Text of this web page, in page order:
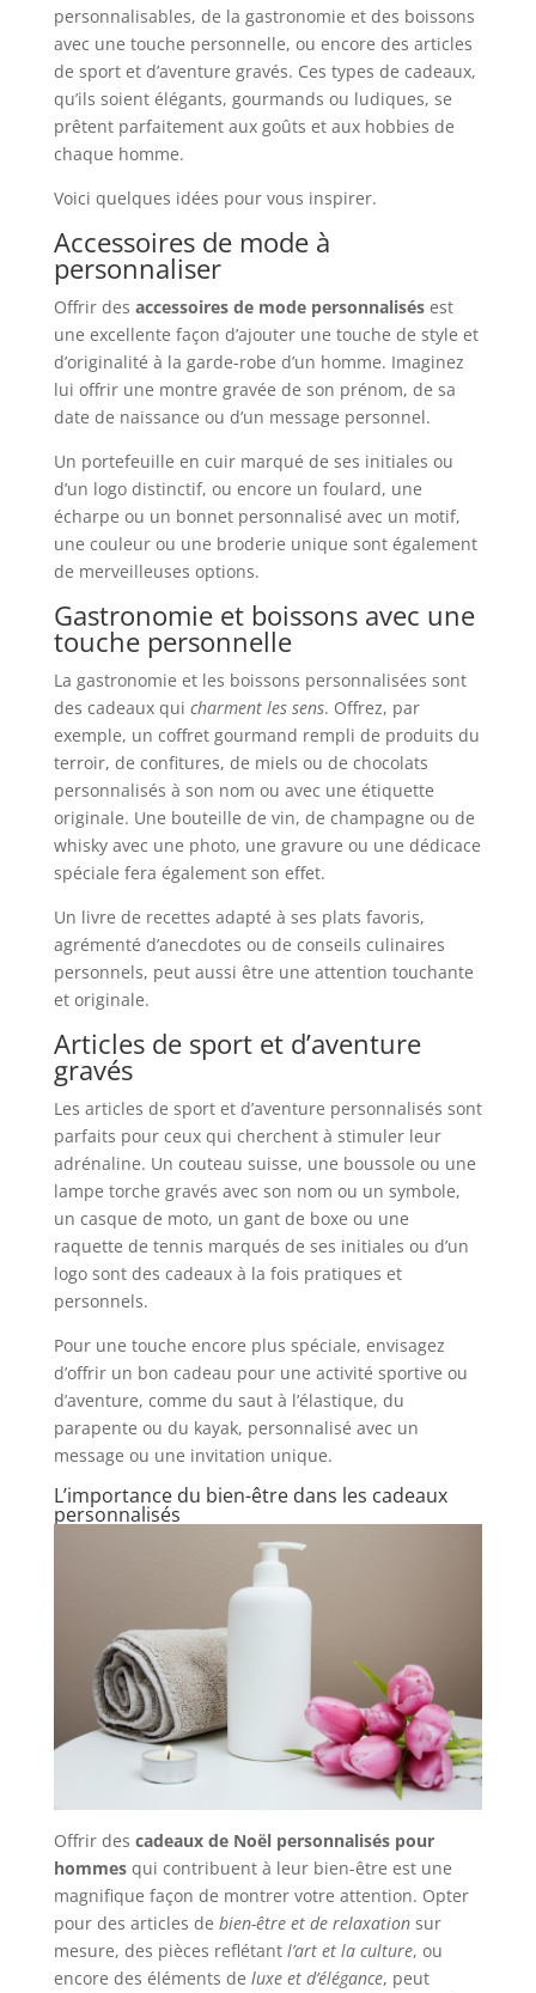
personnalisables, de la gastronomie et des boissons
avec une touche personnelle, ou encore des articles
de sport et d’aventure gravés. Ces types de cadeaux,
qu’ils soient élégants, gourmands ou ludiques, se
prêtent parfaitement aux goûts et aux hobbies de
chaque homme.
Voici quelques idées pour vous inspirer.
Accessoires de mode à
personnaliser
Offrir des accessoires de mode personnalisésest
une excellente façon d’ajouter une touche de style et
d’originalité à la garde-robe d’un homme. Imaginez
lui offrir une montre gravée de son prénom, de sa
date de naissance ou d’un message personnel.
Un portefeuille en cuir marqué de ses initiales ou
d’un logo distinctif, ou encore un foulard, une
écharpe ou un bonnet personnalisé avec un motif,
une couleur ou une broderie unique sont également
de merveilleuses options.
Gastronomie et boissons avec une
touche personnelle
La gastronomie et les boissons personnalisées sont
des cadeaux qui charment les sens. Offrez, par
exemple, un coffret gourmand rempli de produits du
terroir, de confitures, de miels ou de chocolats
personnalisés à son nom ou avec une étiquette
originale. Une bouteille de vin, de champagne ou de
whisky avec une photo, une gravure ou une dédicace
spéciale fera également son effet.
Un livre de recettes adapté à ses plats favoris,
agrémenté d’anecdotes ou de conseils culinaires
personnels, peut aussi être une attention touchante
et originale.
Articles de sport et d’aventure
gravés
Les articles de sport et d’aventure personnalisés sont
parfaits pour ceux qui cherchent à stimuler leur
adrénaline. Un couteau suisse, une boussole ou une
lampe torche gravés avec son nom ou un symbole,
un casque de moto, un gant de boxe ou une
raquette de tennis marqués de ses initiales ou d’un
logo sont des cadeaux à la fois pratiques et
personnels.
Pour une touche encore plus spéciale, envisagez
d’offrir un bon cadeau pour une activité sportive ou
d’aventure, comme du saut à l’élastique, du
parapente ou du kayak, personnalisé avec un
message ou une invitation unique.
L’importance du bien-être dans les cadeaux
personnalisés
Offrir des cadeaux de Noël personnalisés pour
hommesqui contribuent à leur bien-être est une
magnifique façon de montrer votre attention. Opter
pour des articles de bien-être et de relaxationsur
mesure, des pièces reflétant l’art et la culture, ou
encore des éléments de luxe et d’élégance, peut